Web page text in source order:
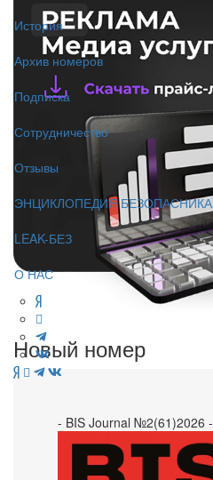
История
Архив номеров
Подписка
Сотрудничество
Отзывы
ЭНЦИКЛОПЕДИЯ БЕЗОПАСНИКА
LEAK-БЕЗ
О НАС
Новый номер
- BIS Journal №2(61)2026 -